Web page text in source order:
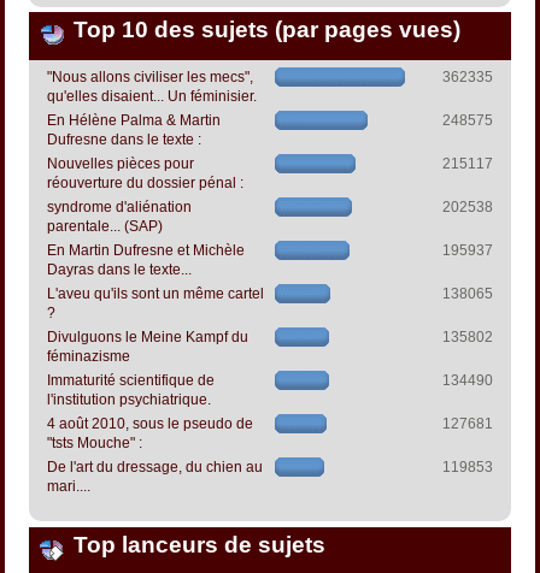
Top 10 des sujets (par pages vues)
"Nous allons civiliser les mecs",
qu'elles disaient... Un féminisier.
362335
En Hélène Palma & Martin
Dufresne dans le texte :
248575
Nouvelles pièces pour
réouverture du dossier pénal :
215117
syndrome d'aliénation
parentale... (SAP)
202538
En Martin Dufresne et Michèle
Dayras dans le texte...
195937
L'aveu qu'ils sont un même cartel
?
138065
Divulguons le Meine Kampf du
féminazisme
135802
Immaturité scientifique de
l'institution psychiatrique.
134490
4 août 2010, sous le pseudo de
"tsts Mouche" :
127681
De l'art du dressage, du chien au
mari....
119853
Top lanceurs de sujets